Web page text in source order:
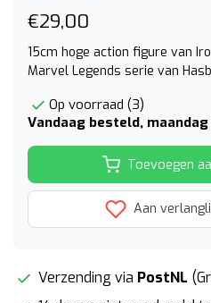
€29,00
15cm hoge action figure van
Marvel Legends serie van
Op voorraad (3)
Vandaag besteld,
Toevoegen
Aan
Verzending via PostNL